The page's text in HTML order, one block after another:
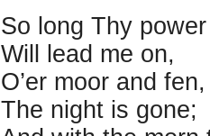
So long Thy
Will lead me on,
O’er moor and
The night is gone;